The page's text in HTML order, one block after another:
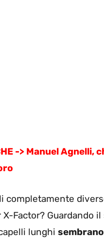
-> Manuel
completamente
Factor? Guardando
lunghi